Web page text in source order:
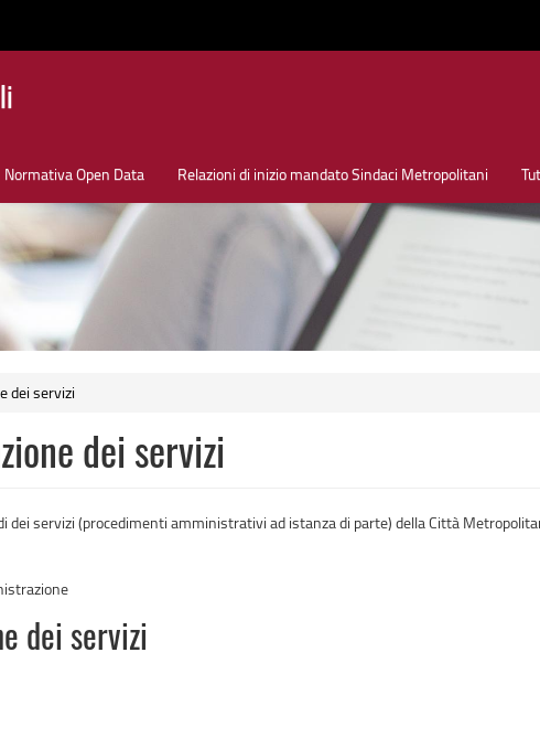
Normativa Open Data Relazioni di inizio mandato Sindaci Metropolitani
dei servizi
dei servizi
dei servizi (procedimenti amministrativi ad istanza di parte) della Città
dei servizi